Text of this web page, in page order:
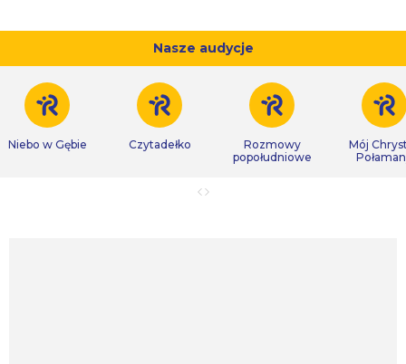
Nasze audycje
Niebo w Gębie Czytadełko
Rozmowy
popołudniowe
Mój